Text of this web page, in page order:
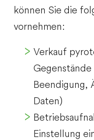
können Sie die
vornehmen:
Verkauf
Beendigung,
Daten)
Einstellung